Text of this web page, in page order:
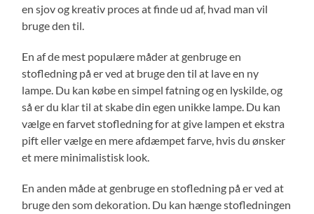
en sjov og kreativ proces at finde ud af, hvad man vil
bruge den til.
En af de mest populære måder at genbruge en
stofledning på er ved at bruge den til at lave en ny
lampe. Du kan købe en simpel fatning og en lyskilde, og
så er du klar til at skabe din egen unikke lampe. Du kan
vælge en farvet stofledning for at give lampen et ekstra
pift eller vælge en mere afdæmpet farve, hvis du ønsker
et mere minimalistisk look.
En anden måde at genbruge en stofledning på er ved at
bruge den som dekoration. Du kan hænge stofledningen